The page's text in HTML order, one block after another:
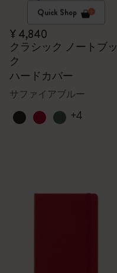
Quick Shop
¥ 4,840
クラシック ノートブッ
ク
ハードカバー
サファイアブルー
+4